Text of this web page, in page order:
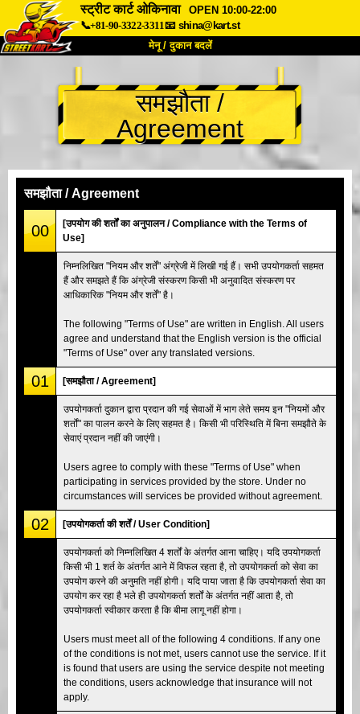
स्ट्रीट कार्ट ओकिनावा
OPEN 10:00-22:00
📞+81-90-3322-3311📧 shina@kart.st
मेनू / दुकान बदलें
हमारे बारे में विशेषताएँ कीमत
पहुंच वॉयस FAQ
टोक्यो शिनागावा #1
टोक्यो अकीहबारा#2
टोक्यो शिबुया एनेक्स टोक्यो बे
टोक्यो असाकुसा
ओकिनावा
समझौता /
Agreement
समझौता / Agreement
00
[उपयोग की शर्तों का अनुपालन / Compliance with the Terms of
Use]
निम्नलिखित "नियम और शर्तें" अंग्रेजी में लिखी गई हैं। सभी उपयोगकर्ता सहमत
हैं और समझते हैं कि अंग्रेजी संस्करण किसी भी अनुवादित संस्करण पर
आधिकारिक "नियम और शर्तें" है।
The following "Terms of Use" are written in English. All users
agree and understand that the English version is the official
"Terms of Use" over any translated versions.
01 [समझौता / Agreement]
उपयोगकर्ता दुकान द्वारा प्रदान की गई सेवाओं में भाग लेते समय इन "नियमों और
शर्तों" का पालन करने के लिए सहमत है। किसी भी परिस्थिति में बिना समझौते के
सेवाएं प्रदान नहीं की जाएंगी।
Users agree to comply with these "Terms of Use" when
participating in services provided by the store. Under no
circumstances will services be provided without agreement.
02 [उपयोगकर्ता की शर्तें / User Condition]
उपयोगकर्ता को निम्नलिखित 4 शर्तों के अंतर्गत आना चाहिए। यदि उपयोगकर्ता
किसी भी 1 शर्त के अंतर्गत आने में विफल रहता है, तो उपयोगकर्ता को सेवा का
उपयोग करने की अनुमति नहीं होगी। यदि पाया जाता है कि उपयोगकर्ता सेवा का
उपयोग कर रहा है भले ही उपयोगकर्ता शर्तों के अंतर्गत नहीं आता है, तो
उपयोगकर्ता स्वीकार करता है कि बीमा लागू नहीं होगा।
Users must meet all of the following 4 conditions. If any one
of the conditions is not met, users cannot use the service. If it
is found that users are using the service despite not meeting
the conditions, users acknowledge that insurance will not
apply.